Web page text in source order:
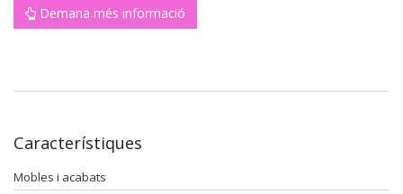
Demana més informació
Característiques
Mobles i acabats